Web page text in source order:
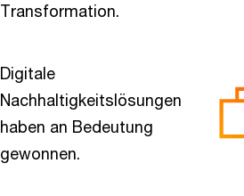
Transformation.
Digitale
Nachhaltigkeitslösungen
haben an Bedeutung
gewonnen.